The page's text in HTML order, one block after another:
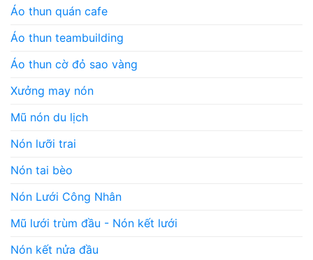
Áo thun quán cafe
Áo thun teambuilding
Áo thun cờ đỏ sao vàng
Xưởng may nón
Mũ nón du lịch
Nón lưỡi trai
Nón tai bèo
Nón Lưới Công Nhân
Mũ lưới trùm đầu - Nón kết lưới
Nón kết nửa đầu